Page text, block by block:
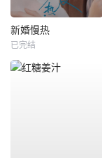
新婚慢热
已完结